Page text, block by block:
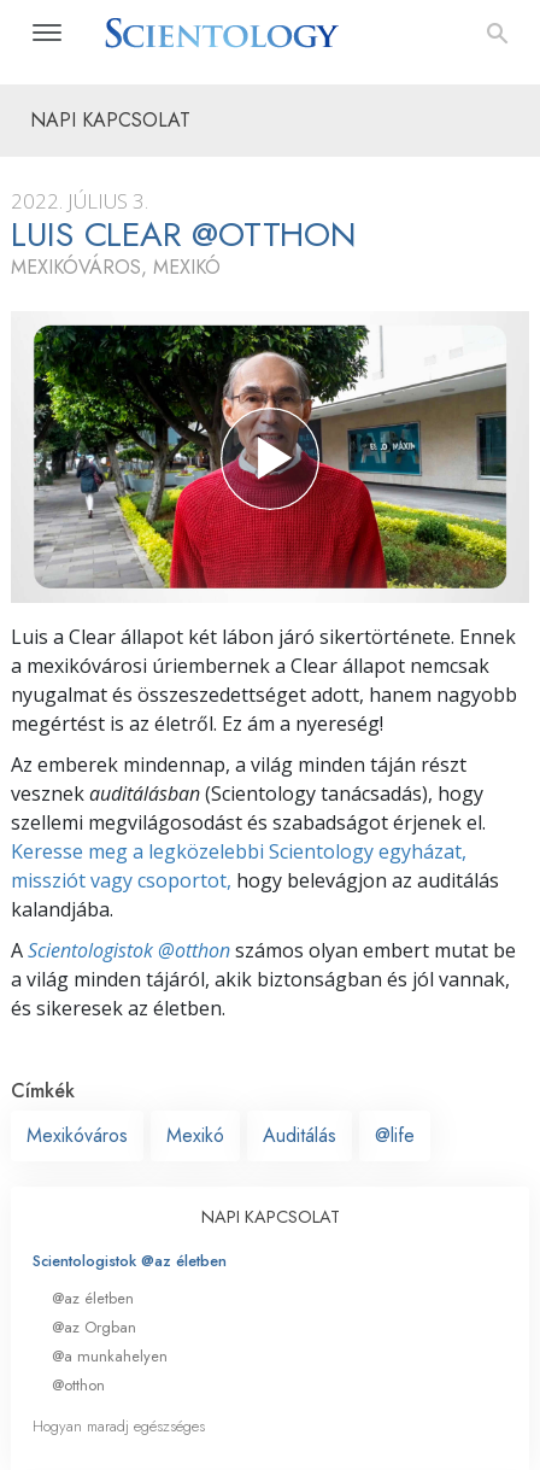
NAPI KAPCSOLAT
2022. JÚLIUS 3.
LUIS CLEAR @OTTHON
MEXIKÓVÁROS, MEXIKÓ
Luis a Clear állapot két lábon járó sikertörténete. Ennek
a mexikóvárosi úriembernek a Clear állapot nemcsak
nyugalmat és összeszedettséget adott, hanem nagyobb
megértést is az életről. Ez ám a nyereség!
Az emberek mindennap, a világ minden táján részt
vesznekauditálásban(Scientology tanácsadás), hogy
szellemi megvilágosodást és szabadságot érjenek el.
Keresse meg a legközelebbi Scientology egyházat,
missziót vagy csoportot, hogy belevágjon az auditálás
kalandjába.
AScientologistok @otthonszámos olyan embert mutat be
a világ minden tájáról, akik biztonságban és jól vannak,
és sikeresek az életben.
Címkék
Mexikóváros
Mexikó Auditálás @life
NAPI KAPCSOLAT
Scientologistok @az életben
@az életben
@az Orgban
@a munkahelyen
@otthon
Hogyan maradj egészséges